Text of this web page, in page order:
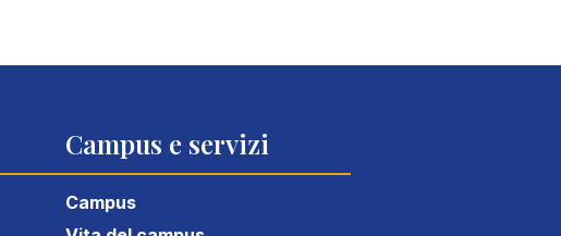
Campus e servizi
Campus